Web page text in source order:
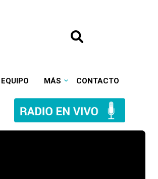
EQUIPO MÁS CONTACTO